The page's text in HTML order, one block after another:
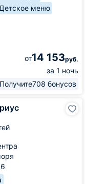
Детское меню
от14 153руб.
за 1 ночь
Получите708 бонусов